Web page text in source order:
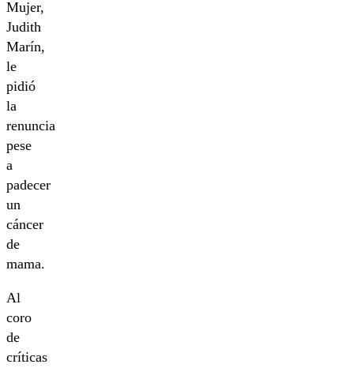
Mujer,
Judith
Marín,
le
pidió
la
renuncia
pese
a
padecer
un
cáncer
de
mama.
Al
coro
de
críticas